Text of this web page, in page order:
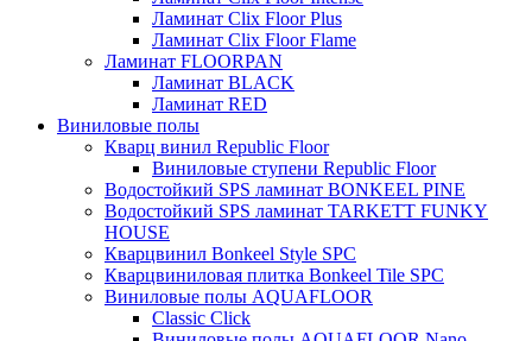
Ламинат Clix Floor Plus
Ламинат Clix Floor Flame
Ламинат FLOORPAN
Ламинат BLACK
Ламинат RED
Виниловые полы
Кварц винил Republic Floor
Виниловые ступени Republic Floor
Водостойкий SPS ламинат BONKEEL PINE
Водостойкий SPS ламинат TARKETT FUNKY
HOUSE
Кварцвинил Bonkeel Style SPC
Кварцвиниловая плитка Bonkeel Tile SPC
Виниловые полы AQUAFLOOR
Classic Click